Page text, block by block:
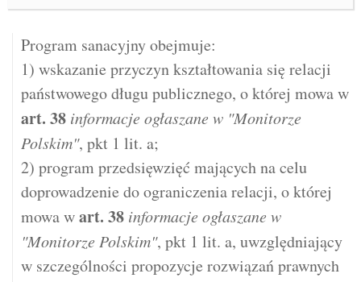
Program sanacyjny obejmuje:
1) wskazanie przyczyn kształtowania się relacji
państwowego długu publicznego, o której mowa w
art. 38 informacje ogłaszane w "Monitorze
Polskim", pkt 1 lit. a;
2) program przedsięwzięć mających na celu
doprowadzenie do ograniczenia relacji, o której
mowa wart. 38 informacje ogłaszane w
"Monitorze Polskim", pkt 1 lit. a, uwzględniający
w szczególności propozycje rozwiązań prawnych